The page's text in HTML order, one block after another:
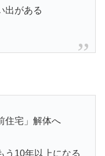
出がある
住宅」解体へ
う10年以上になる